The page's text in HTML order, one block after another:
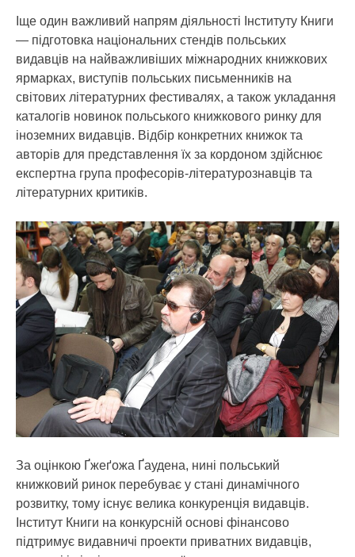
Іще один важливий напрям діяльності Інституту Книги
— підготовка національних стендів польських
видавців на найважливіших міжнародних книжкових
ярмарках, виступів польських письменників на
світових літературних фестивалях, а також укладання
каталогів новинок польського книжкового ринку для
іноземних видавців. Відбір конкретних книжок та
авторів для представлення їх за кордоном здійснює
експертна група професорів-літературознавців та
літературних критиків.
За оцінкою Ґжеґожа Ґаудена, нині польський
книжковий ринок перебуває у стані динамічного
розвитку, тому існує велика конкуренція видавців.
Інститут Книги на конкурсній основі фінансово
підтримує видавничі проекти приватних видавців,